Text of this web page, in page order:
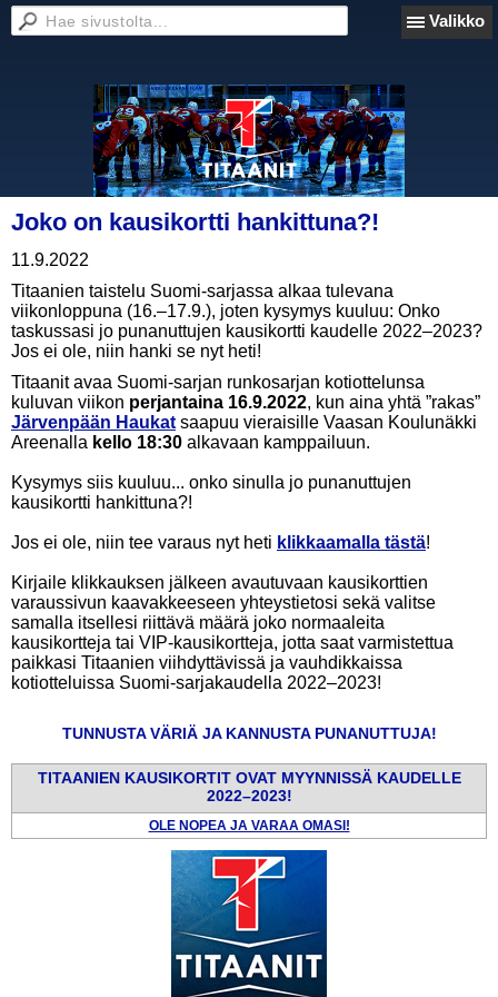
Valikko
Joko on kausikortti hankittuna?!
11.9.2022
Titaanien taistelu Suomi-sarjassa alkaa tulevana
viikonloppuna (16.–17.9.), joten kysymys kuuluu: Onko
taskussasi jo punanuttujen kausikortti kaudelle 2022–2023?
Jos ei ole, niin hanki se nyt heti!
Titaanit avaa Suomi-sarjan runkosarjan kotiottelunsa
kuluvan viikon perjantaina 16.9.2022, kun aina yhtä ”rakas”
Järvenpään Haukat saapuu vieraisille Vaasan Koulunäkki
Areenalla kello 18:30 alkavaan kamppailuun.
Kysymys siis kuuluu... onko sinulla jo punanuttujen
kausikortti hankittuna?!
Jos ei ole, niin tee varaus nyt heti klikkaamalla tästä!
Kirjaile klikkauksen jälkeen avautuvaan kausikorttien
varaussivun kaavakkeeseen yhteystietosi sekä valitse
samalla itsellesi riittävä määrä joko normaaleita
kausikortteja tai VIP-kausikortteja, jotta saat varmistettua
paikkasi Titaanien viihdyttävissä ja vauhdikkaissa
kotiotteluissa Suomi-sarjakaudella 2022–2023!
TUNNUSTA VÄRIÄ JA KANNUSTA PUNANUTTUJA!
TITAANIEN KAUSIKORTIT OVAT MYYNNISSÄ KAUDELLE
2022–2023!
OLE NOPEA JA VARAA OMASI!